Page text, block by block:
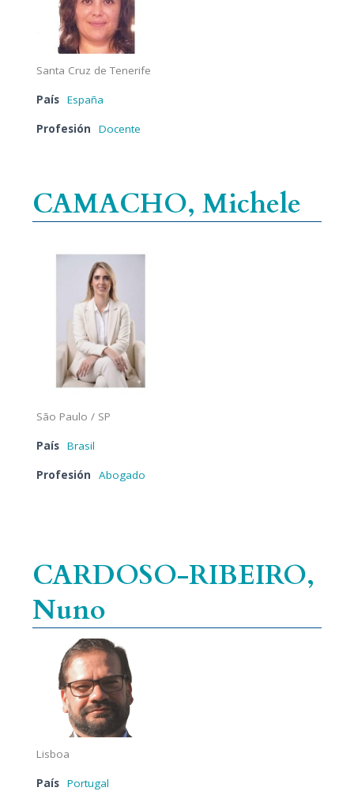
Santa Cruz de Tenerife
País España
Profesión Docente
CAMACHO, Michele
São Paulo / SP
País Brasil
Profesión Abogado
CARDOSO-RIBEIRO,
Nuno
Lisboa
País Portugal